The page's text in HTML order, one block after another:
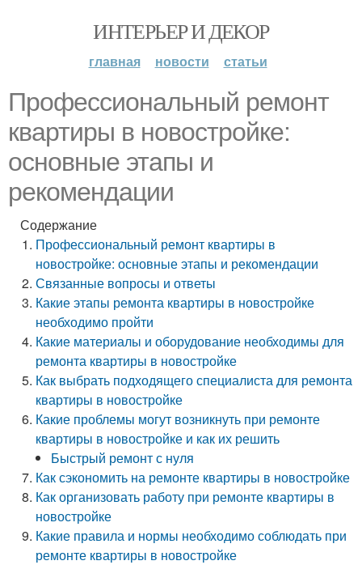
ИНТЕРЬЕР И ДЕКОР
главная новости статьи
Профессиональный ремонт
квартиры в новостройке:
основные этапы и
рекомендации
Содержание
Профессиональный ремонт квартиры в
новостройке: основные этапы и рекомендации
Связанные вопросы и ответы
Какие этапы ремонта квартиры в новостройке
необходимо пройти
Какие материалы и оборудование необходимы для
ремонта квартиры в новостройке
Как выбрать подходящего специалиста для ремонта
квартиры в новостройке
Какие проблемы могут возникнуть при ремонте
квартиры в новостройке и как их решить
Быстрый ремонт с нуля
Как сэкономить на ремонте квартиры в новостройке
Как организовать работу при ремонте квартиры в
новостройке
Какие правила и нормы необходимо соблюдать при
ремонте квартиры в новостройке